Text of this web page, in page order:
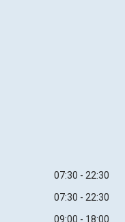
07:30
22:30
07:30
22:30
09:00 18:00